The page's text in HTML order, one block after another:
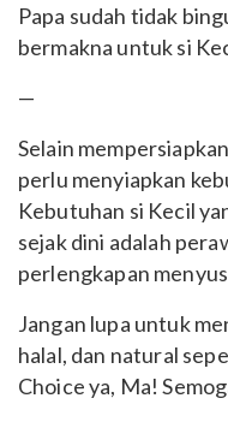
Papa sudah tidak
bermakna untuk si
—
Selain
perlu menyiapkan
Kebutuhan si Kecil
sejak dini adalah
perlengkapan
Jangan lupa untuk
halal, dan natural
Choice ya, Ma!